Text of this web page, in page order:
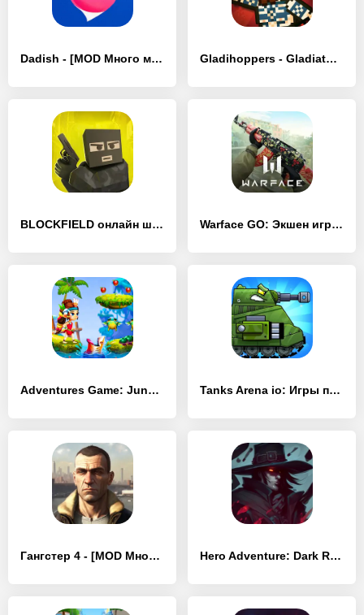
Dadish - [MOD Много монет] Gladihoppers - Gladiator Fight - [MOD Много монет]
BLOCKFIELD онлайн шутер 5 на 5 - [MOD Много монет] Warface GO: Экшен игры по сети - [MOD Бесконечные монеты]
Adventures Game: Jungle Girl - [MOD Много монет] Tanks Arena io: Игры про танки - [MOD Много денег]
Гангстер 4 - [MOD Много монет] Hero Adventure: Dark RPG - [MOD Много монет]